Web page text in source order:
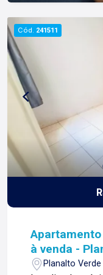
Cód. 241511
à venda -
Planalto